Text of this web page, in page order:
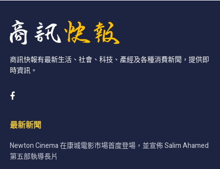
商訊快報有最新生活、社會、科技、產經及各種消費新聞，提供即
時資訊。
最新新聞
Newton Cinema 在康城電影市場首度登場，並宣佈 Salim Ahamed
第五部執導長片